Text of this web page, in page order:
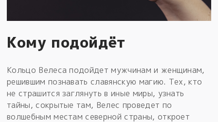
Кому подойдёт
Кольцо Велеса подойдет мужчинам и женщинам,
решившим познавать славянскую магию. Тех, кто
не страшится заглянуть в иные миры, узнать
тайны, сокрытые там, Велес проведет по
волшебным местам северной страны, откроет